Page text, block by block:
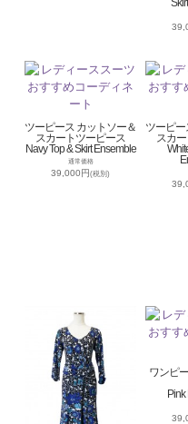
ツーピース カットソー＆
スカートツーピース
Navy Top & Skirt Ensemble
通常価格
39,000円(税別)
ツーピー
スカ
ワンピ
Pink